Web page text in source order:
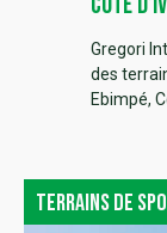
Gregori
des
Ebimpé,
Terrains de